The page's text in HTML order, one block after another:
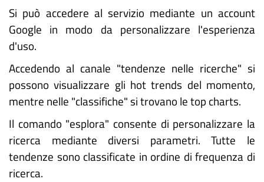
Si può accedere al servizio mediante un account
Google in modo da personalizzare l'esperienza
d'uso.
Accedendo al canale "tendenze nelle ricerche" si
possono visualizzare gli hot trends del momento,
mentre nelle "classifiche" si trovano le top charts.
Il comando "esplora" consente di personalizzare la
ricerca mediante diversi parametri. Tutte le
tendenze sono classificate in ordine di frequenza di
ricerca.